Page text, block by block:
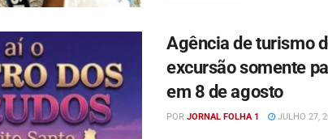
Agência de turismo
excursão somente
em 8 de agosto
POR JORNAL FOLHA 1 JULHO 27,